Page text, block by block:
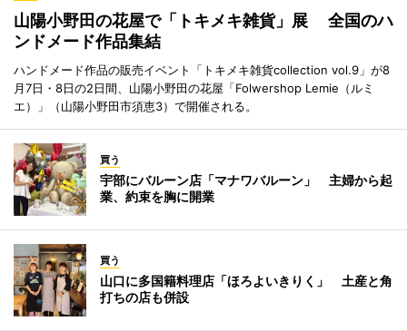
山陽小野田の花屋で「トキメキ雑貨」展 全国のハ
ンドメード作品集結
ハンドメード作品の販売イベント「トキメキ雑貨collection vol.9」が8
月7日・8日の2日間、山陽小野田の花屋「Folwershop Lemie（ルミ
エ）」（山陽小野田市須恵3）で開催される。
買う
宇部にバルーン店「マナワバルーン」 主婦から起
業、約束を胸に開業
買う
山口に多国籍料理店「ほろよいきりく」 土産と角
打ちの店も併設